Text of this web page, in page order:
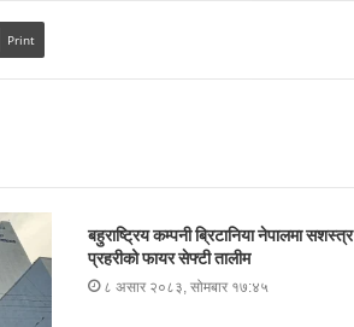
Print
बहुराष्ट्रिय कम्पनी ब्रिटानिया नेपालमा सशस्त्र
प्रहरीको फायर सेफ्टी तालीम
८ असार २०८३, सोमबार १७:४५